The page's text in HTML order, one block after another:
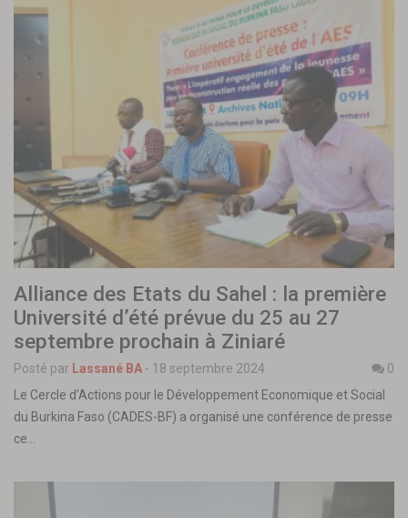
Alliance des Etats du Sahel : la première
Université d’été prévue du 25 au 27
septembre prochain à Ziniaré
Posté par Lassané BA - 18 septembre 2024
0
Le Cercle d’Actions pour le Développement Economique et Social
du Burkina Faso (CADES-BF) a organisé une conférence de presse
ce…